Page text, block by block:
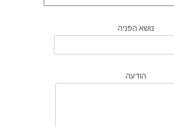
נושא הפניה
הודעה